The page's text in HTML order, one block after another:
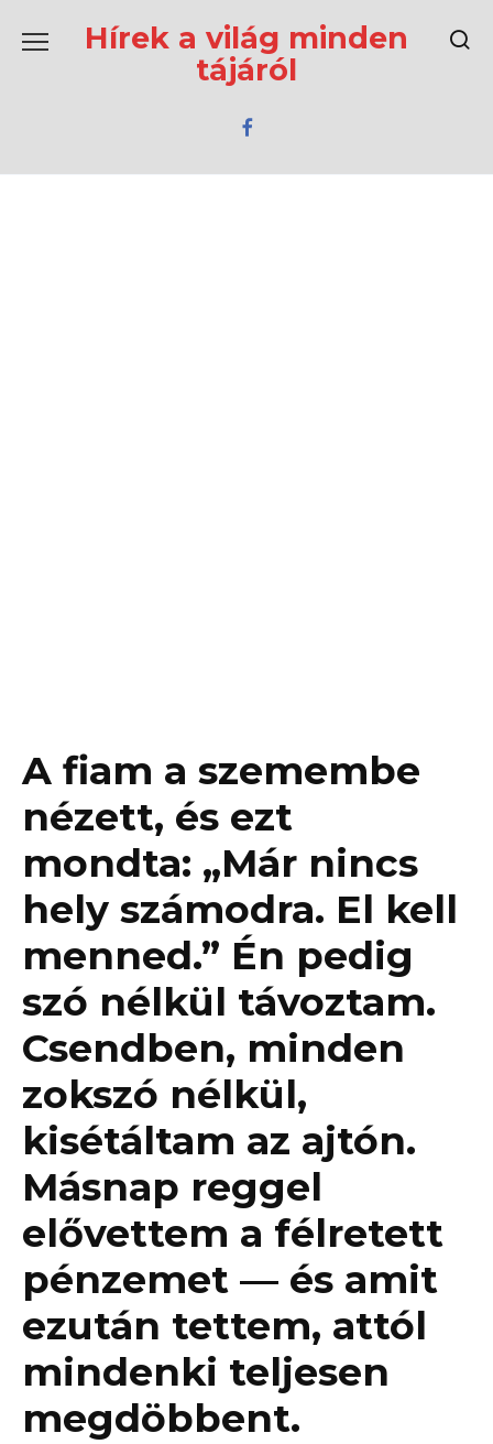
содержаниюHírek a világ minden
tájáról
A fiam a szemembe
nézett, és ezt
mondta: „Már nincs
hely számodra. El kell
menned.” Én pedig
szó nélkül távoztam.
Csendben, minden
zokszó nélkül,
kisétáltam az ajtón.
Másnap reggel
elővettem a félretett
pénzemet — és amit
ezután tettem, attól
mindenki teljesen
megdöbbent.